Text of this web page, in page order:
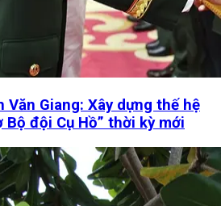
Văn Giang: Xây dựng thế hệ
Bộ đội Cụ Hồ” thời kỳ mới